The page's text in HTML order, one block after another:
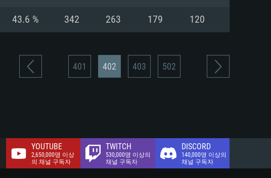
43.6 % 342 263 179 120
401 402 403 502
YOUTUBE
2,650,000명 이상
의 채널 구독자
TWITCH
530,000명 이상의
채널 구독자
DISCORD
140,000명 이상의
채널 구독자